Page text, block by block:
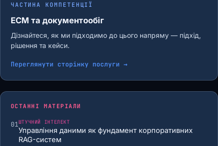
ЧАСТИНА КОМПЕТЕНЦІЇ
ECM та документообіг
Дізнайтеся, як ми підходимо до цього напряму — підхід,
рішення та кейси.
Переглянути сторінку послуги →
ОСТАННІ МАТЕРІАЛИ
01ШТУЧНИЙ ІНТЕЛЕКТ
Управління даними як фундамент корпоративних
RAG-систем